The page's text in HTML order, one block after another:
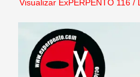
Visualizar ExPERPENTO 116/